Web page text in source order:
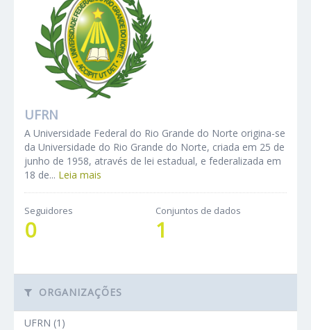
UFRN
A Universidade Federal do Rio Grande do Norte origina-se
da Universidade do Rio Grande do Norte, criada em 25 de
junho de 1958, através de lei estadual, e federalizada em
18 de... Leia mais
Seguidores
0
Conjuntos de dados
1
ORGANIZAÇÕES
UFRN (1)